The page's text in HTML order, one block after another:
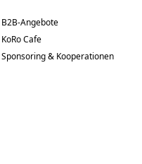
B2B-Angebote
KoRo Cafe
Sponsoring & Kooperationen